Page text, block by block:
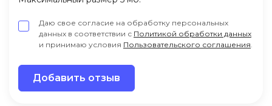
Даю свое согласие на обработку персональных
данных в соответствии с Политикой обработки данных
и принимаю условия Пользовательского соглашения
Добавить отзыв